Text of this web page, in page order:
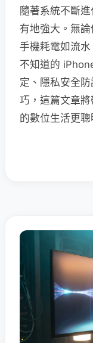
隨著系統不斷
有地強大。無
手機耗電如流
不知道的
定、隱私安全
巧，這篇文章
的數位生活更聰